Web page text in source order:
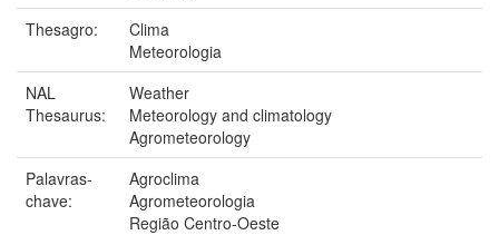
Thesagro:
Clima
Meteorologia
NAL
Thesaurus:
Weather
Meteorology and climatology
Agrometeorology
Palavras-
chave:
Agroclima
Agrometeorologia
Região Centro-Oeste